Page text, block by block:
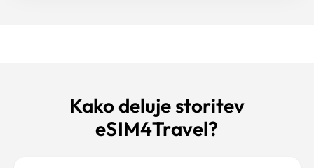
Kako deluje storitev
eSIM4Travel?